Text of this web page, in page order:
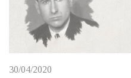
30/04/2020